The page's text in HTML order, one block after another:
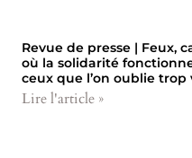
Revue de presse | Feux,
où la solidarité
ceux que l’on oublie trop
Lire l'article »